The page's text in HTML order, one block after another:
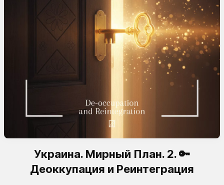
Украина. Мирный План. 2. 🔑
Деоккупация и Реинтеграция